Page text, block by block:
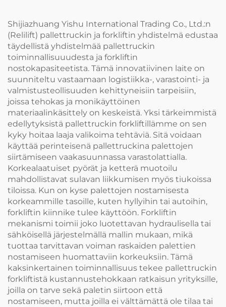
Shijiazhuang Yishu International Trading Co., Ltd.:n
(Relilift) pallettruckin ja forkliftin yhdistelmä edustaa
täydellistä yhdistelmää pallettruckin
toiminnallisuuudesta ja forkliftin
nostokapasiteetista. Tämä innovatiivinen laite on
suunniteltu vastaamaan logistiikka-, varastointi- ja
valmistusteollisuuden kehittyneisiin tarpeisiin,
joissa tehokas ja monikäyttöinen
materiaalinkäsittely on keskeistä. Yksi tärkeimmistä
edellytyksistä pallettruckin forkliftillämme on sen
kyky hoitaa laaja valikoima tehtäviä. Sitä voidaan
käyttää perinteisenä pallettruckina palettojen
siirtämiseen vaakasuunnassa varastolattialla.
Korkealaatuiset pyörät ja ketterä muotoilu
mahdollistavat sulavan liikkumisen myös tiukoissa
tiloissa. Kun on kyse palettojen nostamisesta
korkeammille tasoille, kuten hyllyihin tai autoihin,
forkliftin kiinnike tulee käyttöön. Forkliftin
mekanismi toimii joko luotettavan hydraulisella tai
sähköisellä järjestelmällä mallin mukaan, mikä
tuottaa tarvittavan voiman raskaiden palettien
nostamiseen huomattaviin korkeuksiin. Tämä
kaksinkertainen toiminnallisuus tekee pallettruckin
forkliftistä kustannustehokkaan ratkaisun yrityksille,
joilla on tarve sekä paletin siirtoon että
nostamiseen, mutta joilla ei välttämättä ole tilaa tai